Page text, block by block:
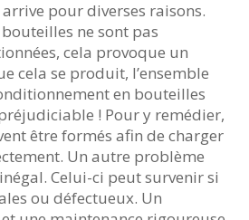
pour diverses raisons.
ne sont pas
cela provoque un
cela se produit, l’ensemble
en bouteilles
! Pour y remédier,
être formés afin de charger
Un autre problème
Celui-ci peut survenir si
ou défectueux. Un